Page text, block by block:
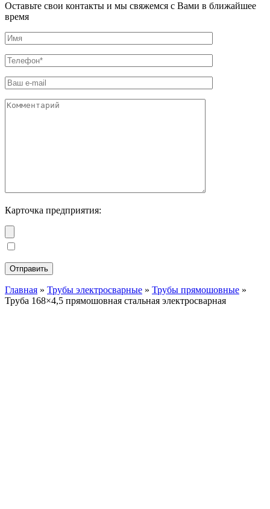
Оставьте свои контакты и мы свяжемся с Вами в ближайшее
время
Карточка предприятия:
Главная » Трубы электросварные » Трубы прямошовные »
Труба 168×4,5 прямошовная стальная электросварная